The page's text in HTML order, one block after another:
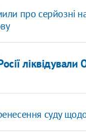
про серйозні
ліквідували
суду